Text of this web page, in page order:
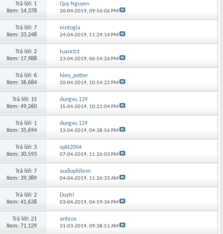
Trả lời: 1
Xem: 14,378
Quy Nguyen
30-04-2019,09:56:06 PM
Trả lời: 7
Xem: 33,248
motogia
24-04-2019, 11:24:14 PM
Trả lời: 2
Xem: 17,988
tuanctct
23-04-2019,06:54:26 PM
Trả lời: 6
Xem: 36,684
hieu_potter
20-04-2019, 10:54:22 PM
Trả lời: 15
Xem: 49,260
dungvu.129
15-04-2019, 10:21:04 PM
Trả lời: 1
Xem: 35,694
dungvu.129
13-04-2019,04:38:56 PM
Trả lời: 3
Xem: 30,593
spkt2004
07-04-2019, 11:26:03 PM
Trả lời: 7
Xem: 39,389
audiophilevn
04-04-2019, 11:26:33 AM
Trả lời: 2
Xem: 41,638
Duytri
03-04-2019,04:59:34 PM
Trả lời: 21
Xem: 71,129
anhcos
31-03-2019,09:38:51 AM